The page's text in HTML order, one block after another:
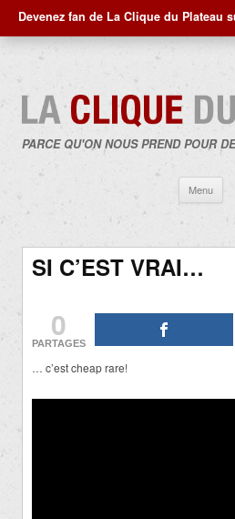
Devenez fan de La Clique du Plateau
PARCE QU'ON NOUS PREND POUR
Menu
SI C’EST VRAI…
0
PARTAGES
… c’est cheap rare!